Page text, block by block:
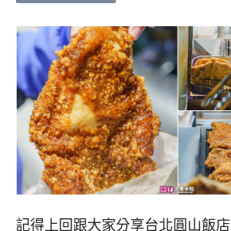
記得上回跟大家分享台北圓山飯